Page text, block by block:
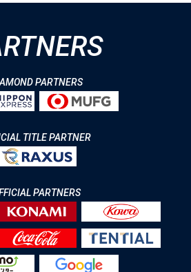
PARTNERS
TITLE PARTNER
PARTNERS